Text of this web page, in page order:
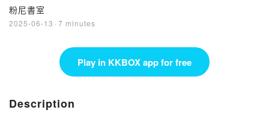
粉尼書室
2025-06-13 · 7 minutes
Play in KKBOX app for free
Description